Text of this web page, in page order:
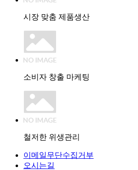
시장 맞춤 제품생산
소비자 창출 마케팅
철저한 위생관리
이메일무단수집거부
오시는길